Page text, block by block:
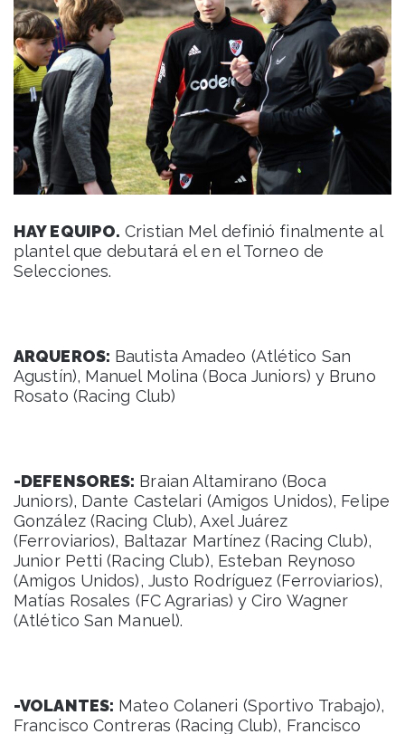
HAY EQUIPO. Cristian Mel definió finalmente al
plantel que debutará el en el Torneo de
Selecciones.
ARQUEROS: Bautista Amadeo (Atlético San
Agustín), Manuel Molina (Boca Juniors) y Bruno
Rosato (Racing Club)
-DEFENSORES: Braian Altamirano (Boca
Juniors), Dante Castelari (Amigos Unidos), Felipe
González (Racing Club), Axel Juárez
(Ferroviarios), Baltazar Martínez (Racing Club),
Junior Petti (Racing Club), Esteban Reynoso
(Amigos Unidos), Justo Rodríguez (Ferroviarios),
Matías Rosales (FC Agrarias) y Ciro Wagner
(Atlético San Manuel).
-VOLANTES: Mateo Colaneri (Sportivo Trabajo),
Francisco Contreras (Racing Club), Francisco